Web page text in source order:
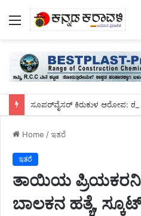
Menu
ಸೂಪರ್‌ವೈಸರ್‌ ಕಿರುಕುಳ ಆರೋಪ:
Home /ಇತರೆ
ಇತರೆ
ತಾಯಿಯ
ಬಾಲಕನ ಹತ್ಯೆ,